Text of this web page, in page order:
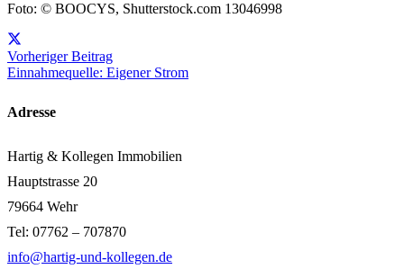
Foto: © BOOCYS, Shutterstock.com 13046998
Vorheriger Beitrag
Einnahmequelle: Eigener Strom
Adresse
Hartig & Kollegen Immobilien
Hauptstrasse 20
79664 Wehr
Tel: 07762 – 707870
info@hartig-und-kollegen.de